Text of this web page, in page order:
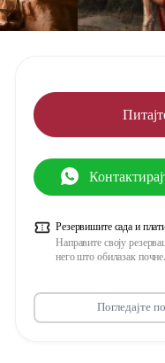
Резервишите сада и
Направите своју
него што обилазак почне.
Погледајте